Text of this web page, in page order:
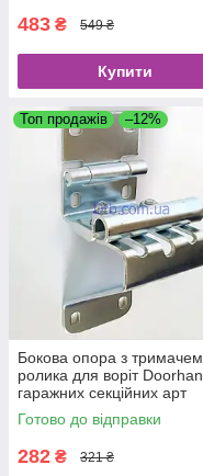
483 ₴ 549 ₴
Купити
Топ продажів –12%
Бокова опора з тримачем
ролика для воріт Doorhan
гаражних секційних арт
25234
Готово до відправки
282 ₴ 321 ₴